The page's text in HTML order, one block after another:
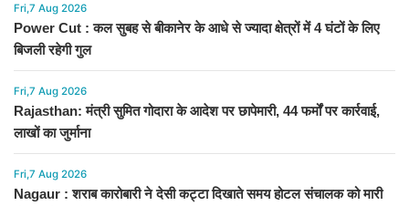
Fri,7 Aug 2026
Power Cut : कल सुबह से बीकानेर के आधे से ज्यादा क्षेत्रों में 4 घंटों के लिए
बिजली रहेगी गुल
Fri,7 Aug 2026
Rajasthan: मंत्री सुमित गोदारा के आदेश पर छापेमारी, 44 फर्मों पर कार्रवाई,
लाखों का जुर्माना
Fri,7 Aug 2026
Nagaur : शराब कारोबारी ने देसी कट्टा दिखाते समय होटल संचालक को मारी